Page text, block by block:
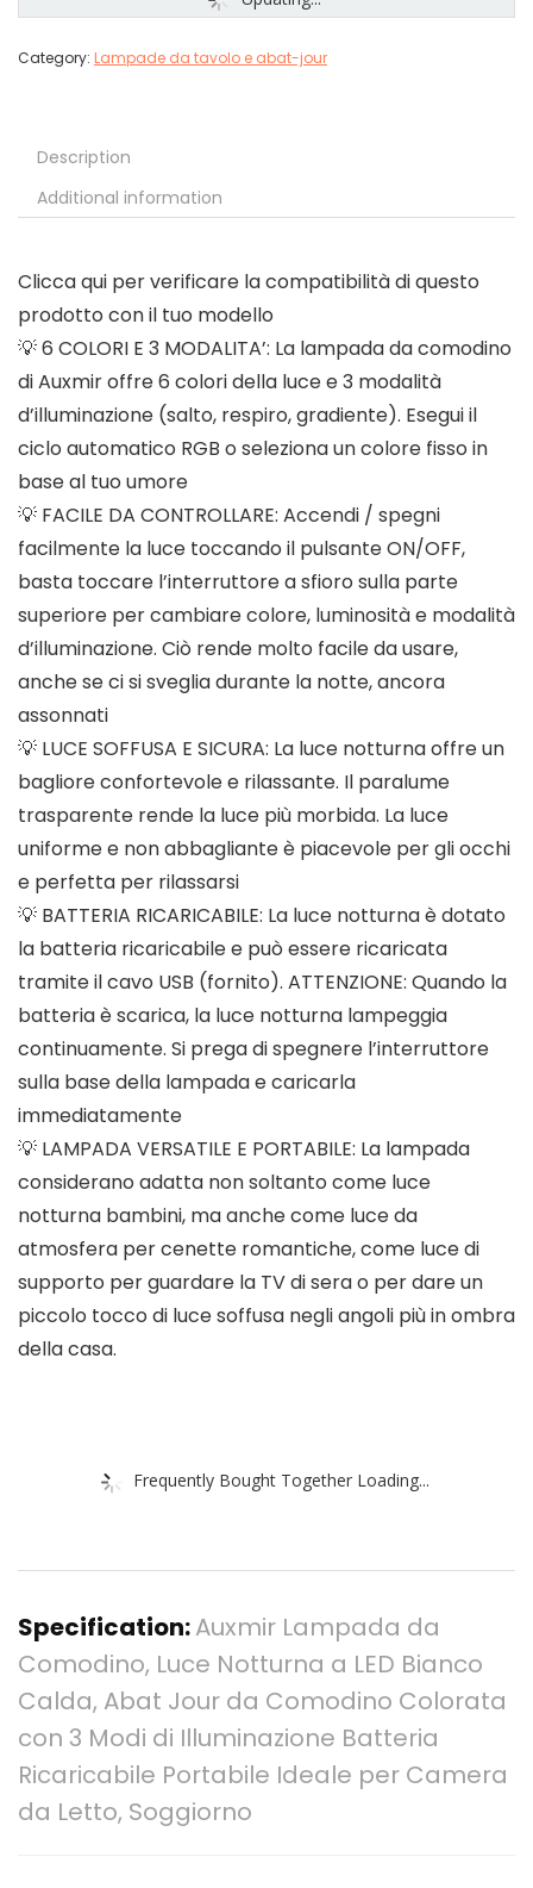
Category: Lampade da tavolo e abat-jour
Description
Additional information
Clicca qui per verificare la compatibilità di questo
prodotto con il tuo modello
💡 6 COLORI E 3 MODALITA’: La lampada da comodino
di Auxmir offre 6 colori della luce e 3 modalità
d’illuminazione (salto, respiro, gradiente). Esegui il
ciclo automatico RGB o seleziona un colore fisso in
base al tuo umore
💡 FACILE DA CONTROLLARE: Accendi / spegni
facilmente la luce toccando il pulsante ON/OFF,
basta toccare l’interruttore a sfioro sulla parte
superiore per cambiare colore, luminosità e modalità
d’illuminazione. Ciò rende molto facile da usare,
anche se ci si sveglia durante la notte, ancora
assonnati
💡 LUCE SOFFUSA E SICURA: La luce notturna offre un
bagliore confortevole e rilassante. Il paralume
trasparente rende la luce più morbida. La luce
uniforme e non abbagliante è piacevole per gli occhi
e perfetta per rilassarsi
💡 BATTERIA RICARICABILE: La luce notturna è dotato
la batteria ricaricabile e può essere ricaricata
tramite il cavo USB (fornito). ATTENZIONE: Quando la
batteria è scarica, la luce notturna lampeggia
continuamente. Si prega di spegnere l’interruttore
sulla base della lampada e caricarla
immediatamente
💡 LAMPADA VERSATILE E PORTABILE: La lampada
considerano adatta non soltanto come luce
notturna bambini, ma anche come luce da
atmosfera per cenette romantiche, come luce di
supporto per guardare la TV di sera o per dare un
piccolo tocco di luce soffusa negli angoli più in ombra
della casa.
Frequently Bought Together Loading...
Specification:Auxmir Lampada da
Comodino, Luce Notturna a LED Bianco
Calda, Abat Jour da Comodino Colorata
con 3 Modi di Illuminazione Batteria
Ricaricabile Portabile Ideale per Camera
da Letto, Soggiorno